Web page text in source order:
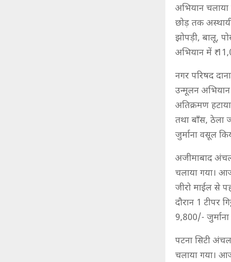
अभियान
छोड़ तक
झोपड़ी, बालू,
अभियान में ₹
नगर परिषद
उन्मूलन
अतिक्रमण
तथा बाँस, ठेला
जुर्माना वसूल
अजीमाबाद
चलाया गया।
जीरो माईल से
दौरान 1 टीपर
9,800/-
पटना सिटी
चलाया गया।